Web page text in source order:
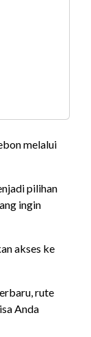
melalui
pilihan
ingin
akses ke
rute
Anda